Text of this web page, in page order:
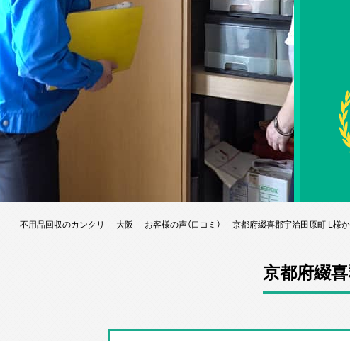
不用品回収のカンクリ 大阪 お客様の声（口コミ） 京都府綴喜郡宇治田原町 L様
京都府綴